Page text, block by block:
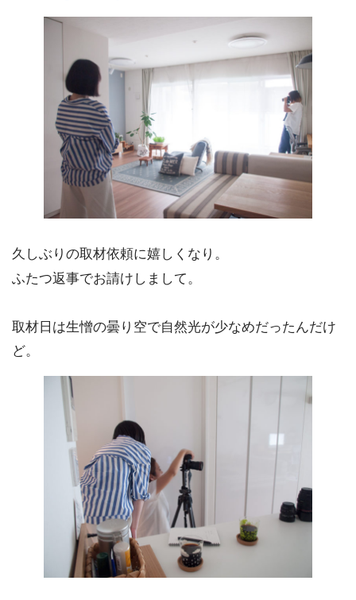
久しぶりの取材依頼に嬉しくなり。
ふたつ返事でお請けしまして。
取材日は生憎の曇り空で自然光が少なめだったんだけ
ど。